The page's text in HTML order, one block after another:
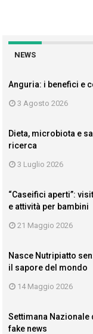
NEWS
Anguria: i benefici e
3 Agosto 2026
Dieta, microbiota e
ricerca
3 Luglio 2026
“Caseifici aperti”:
e attività per bambini
21 Maggio 2026
Nasce Nutripiatto
il sapore del mondo
14 Maggio 2026
Settimana Nazionale
fake news